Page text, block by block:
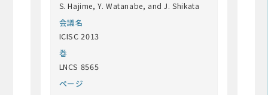
S. Hajime, Y. Watanabe, and J. Shikata
会議名
ICISC 2013
巻
LNCS 8565
ページ